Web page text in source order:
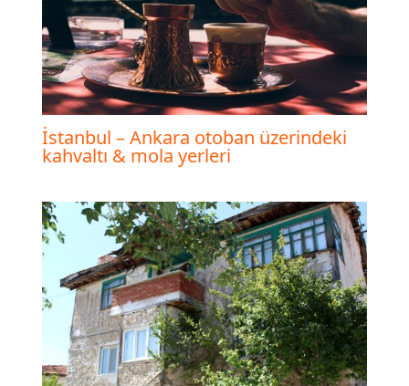
İstanbul – Ankara otoban üzerindeki
kahvaltı & mola yerleri